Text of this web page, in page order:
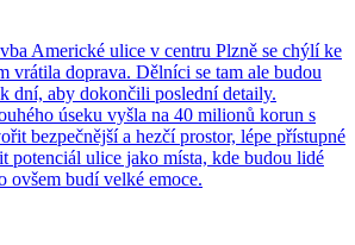
Americké ulice v centru Plzně se chýlí ke
vrátila doprava. Dělníci se tam ale budou
dní, aby dokončili poslední detaily.
úseku vyšla na 40 milionů korun s
bezpečnější a hezčí prostor, lépe přístupné
potenciál ulice jako místa, kde budou lidé
ovšem budí velké emoce.